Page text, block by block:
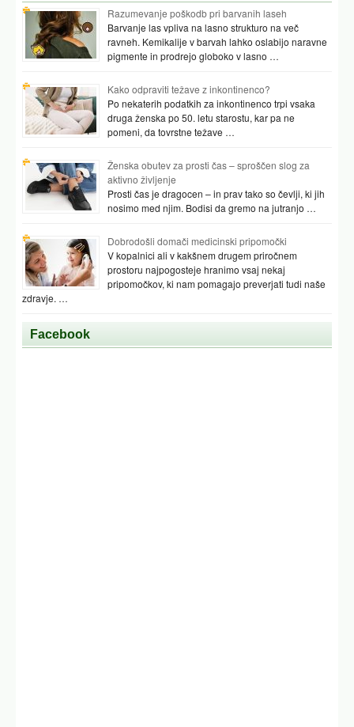
Razumevanje poškodb pri barvanih laseh
Barvanje las vpliva na lasno strukturo na več
ravneh. Kemikalije v barvah lahko oslabijo naravne
pigmente in prodrejo globoko v lasno …
Kako odpraviti težave z inkontinenco?
Po nekaterih podatkih za inkontinenco trpi vsaka
druga ženska po 50. letu starostu, kar pa ne
pomeni, da tovrstne težave …
Ženska obutev za prosti čas – sproščen slog za
aktivno življenje
Prosti čas je dragocen – in prav tako so čevlji, ki jih
nosimo med njim. Bodisi da gremo na jutranjo …
Dobrodošli domači medicinski pripomočki
V kopalnici ali v kakšnem drugem priročnem
prostoru najpogosteje hranimo vsaj nekaj
pripomočkov, ki nam pomagajo preverjati tudi naše
zdravje. …
Facebook